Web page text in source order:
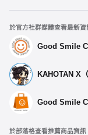
於官方社群媒體查看最新資
Good Smile
KAHOTAN X（
Good Smile
於部落格查看推薦商品資訊